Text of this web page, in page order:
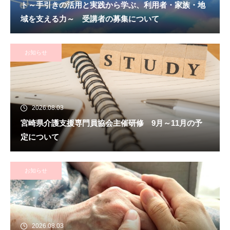
ト～手引きの活用と実践から学ぶ、利用者・家族・地
域を支える力～ 受講者の募集について
お知らせ
2026.08.03
宮崎県介護支援専門員協会主催研修 9月～11月の予
定について
お知らせ
2026.08.03